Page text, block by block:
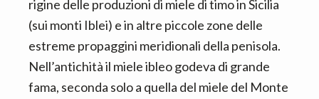
rigine delle produzioni di miele di timo in Sicilia
(sui monti Iblei) e in altre piccole zone delle
estreme propaggini meridionali della penisola.
Nell’antichità il miele ibleo godeva di grande
fama, seconda solo a quella del miele del Monte